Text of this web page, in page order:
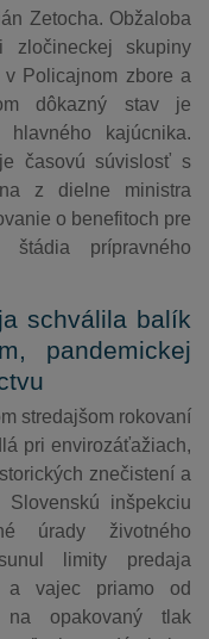
Zetocha. Obžaloba
skupiny
Policajnom zbore a
dôkazný stav je
kajúcnika.
časovú súvislosť s
z dielne ministra
o benefitoch pre
štádia prípravného
schválila balík
pandemickej
stredajšom rokovaní
pri envirozáťažiach,
znečistení a
inšpekciu
úrady životného
limity predaja
a vajec priamo od
na opakovaný tlak